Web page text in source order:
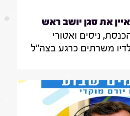
את סגן יושב ראש
ניסים ואטורי
משרתים כרגע בצה"ל
בממשלה הבאה